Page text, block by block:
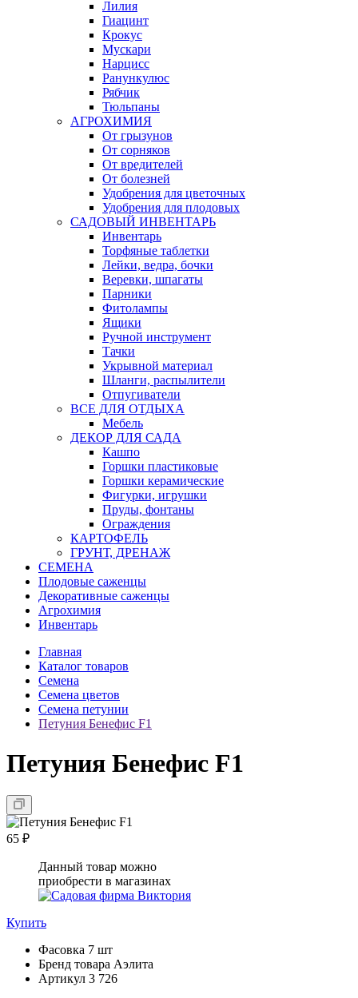
Лилия
Гиацинт
Крокус
Мускари
Нарцисс
Ранункулюс
Рябчик
Тюльпаны
АГРОХИМИЯ
От грызунов
От сорняков
От вредителей
От болезней
Удобрения для цветочных
Удобрения для плодовых
САДОВЫЙ ИНВЕНТАРЬ
Инвентарь
Торфяные таблетки
Лейки, ведра, бочки
Веревки, шпагаты
Парники
Фитолампы
Ящики
Ручной инструмент
Тачки
Укрывной материал
Шланги, распылители
Отпугиватели
ВСЕ ДЛЯ ОТДЫХА
Мебель
ДЕКОР ДЛЯ САДА
Кашпо
Горшки пластиковые
Горшки керамические
Фигурки, игрушки
Пруды, фонтаны
Ограждения
КАРТОФЕЛЬ
ГРУНТ, ДРЕНАЖ
СЕМЕНА
Плодовые саженцы
Декоративные саженцы
Агрохимия
Инвентарь
Главная
Каталог товаров
Семена
Семена цветов
Семена петунии
Петуния Бенефис F1
Петуния Бенефис F1
65 ₽
Данный товар можно
приобрести в магазинах
Купить
Фасовка 7 шт
Бренд товара Аэлита
Артикул 3 726